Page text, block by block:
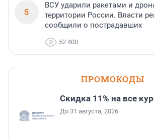
5
ВСУ ударили ракетами и
территории России. Власти
сообщили о пострадавших
52 400
ПРОМОКОДЫ
Скидка 11% на все
До 31 августа, 2026